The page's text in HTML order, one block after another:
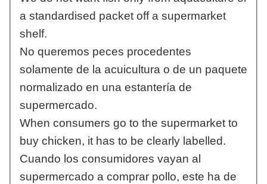
a standardised packet off a supermarket
shelf.
No queremos peces procedentes
solamente de la acuicultura o de un paquete
normalizado en una estantería de
supermercado.
When consumers go to the supermarket to
buy chicken, it has to be clearly labelled.
Cuando los consumidores vayan al
supermercado a comprar pollo, este ha de